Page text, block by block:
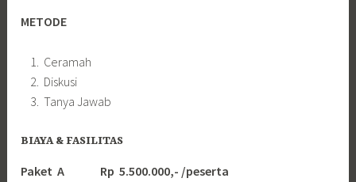
METODE
Ceramah
Diskusi
Tanya Jawab
BIAYA & FASILITAS
Paket A Rp 5.500.000,- /peserta